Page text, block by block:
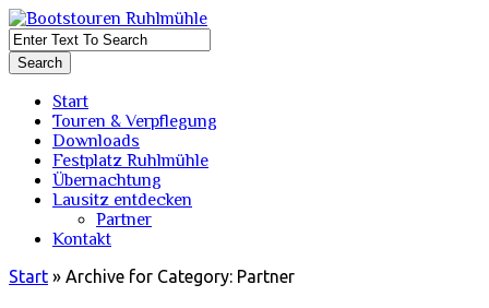
Start
Touren & Verpflegung
Downloads
Festplatz Ruhlmühle
Übernachtung
Lausitz entdecken
Partner
Kontakt
Start » Archive for Category: Partner